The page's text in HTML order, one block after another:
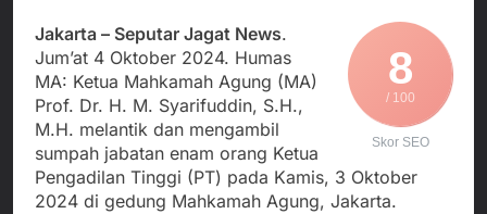
Berjalan Sesuai
Prosedur
Sambut Kedatangan
Korban Evakuasi KM
Mutiara Sentosa 2 di
Pelabuhan Kalianget
Agustus 3, 2026 8
/ 100
Skor SEO
Jakarta – Seputar Jagat News.
Jum’at 4 Oktober 2024. Humas
MA: Ketua Mahkamah Agung (MA)
Prof. Dr. H. M. Syarifuddin, S.H.,
M.H. melantik dan mengambil
sumpah jabatan enam orang Ketua
Pengadilan Tinggi (PT) pada Kamis, 3 Oktober
2024 di gedung Mahkamah Agung, Jakarta.